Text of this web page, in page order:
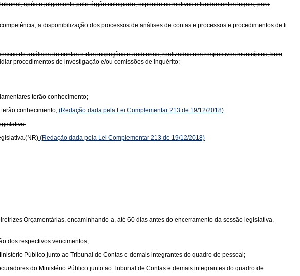
após o julgamento pelo órgão colegiado, expondo os motivos e fundamentos legais, para
a disponibilização dos processos de análises de contas e processos e procedimentos de fi
de análises de contas e das inspeções e auditorias, realizadas nos respectivos municípios, bem
procedimentos de investigação e/ou comissões de inquérito;
terão conhecimento;
conhecimento; (Redação dada pela Lei Complementar 213 de 19/12/2018)
(Redação dada pela Lei Complementar 213 de 19/12/2018)
Orçamentárias, encaminhando-a, até 60 dias antes do encerramento da sessão legislativa,
dos respectivos vencimentos;
Público junto ao Tribunal de Contas e demais integrantes do quadro de pessoal;
do Ministério Público junto ao Tribunal de Contas e demais integrantes do quadro de